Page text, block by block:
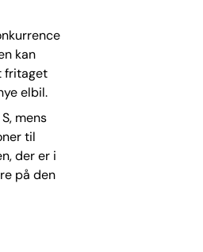
kan
fritaget
elbil.
mens
til
der er i
på den